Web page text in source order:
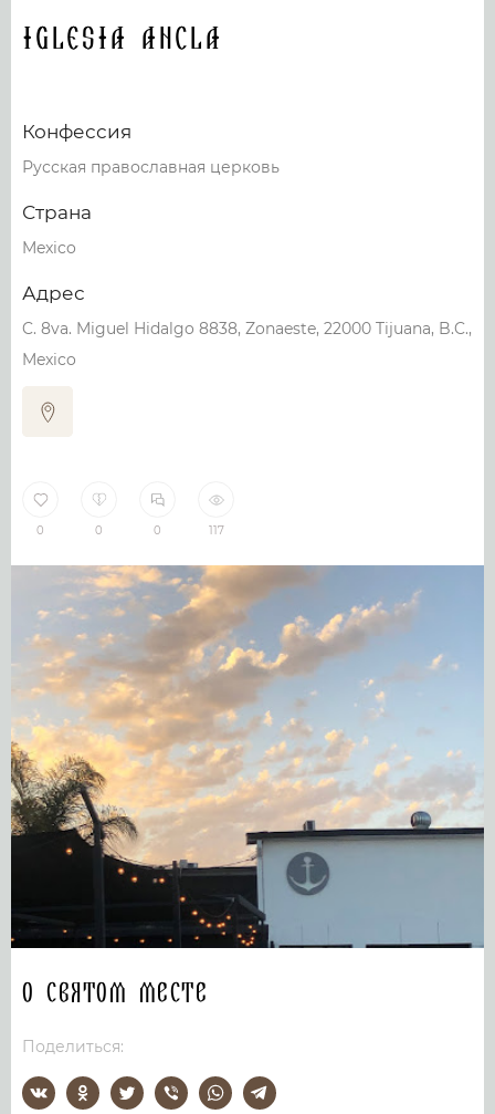
Iglesia Ancla
Конфессия
Русская православная церковь
Страна
Mexico
Адрес
C. 8va. Miguel Hidalgo 8838, Zonaeste, 22000 Tijuana, B.C.,
Mexico
0 0 0 117
О святом месте
Поделиться: